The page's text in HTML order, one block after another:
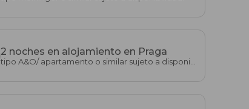
2 noches en alojamiento en Praga